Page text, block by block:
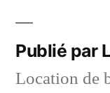
Publié par
Location de